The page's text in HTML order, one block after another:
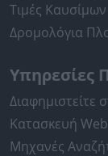
Τιμές Καυσίμων
Δρομολόγια
Υπηρεσίες
Διαφημιστείτε
Κατασκευή
Μηχανές